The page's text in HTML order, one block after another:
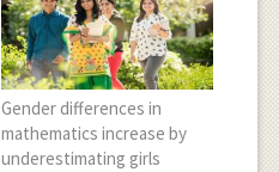
Gender differences in
mathematics increase by
underestimating girls